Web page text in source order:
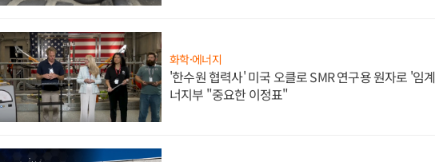
화학·에너지
'한수원 협력사' 미국 오클로 SMR 연구용 원자로 '임
너지부 "중요한 이정표"